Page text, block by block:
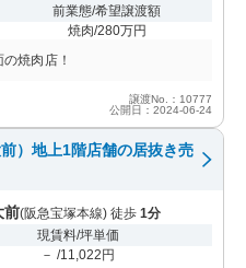
前業態/希望譲渡額
焼肉/280万円
焼肉店！
譲渡No.：10777
公開日：2024-06-24
）地上1階店舗の居抜き売
前(阪急宝塚本線) 徒歩 1分
現賃料/坪単価
－ /11,022円